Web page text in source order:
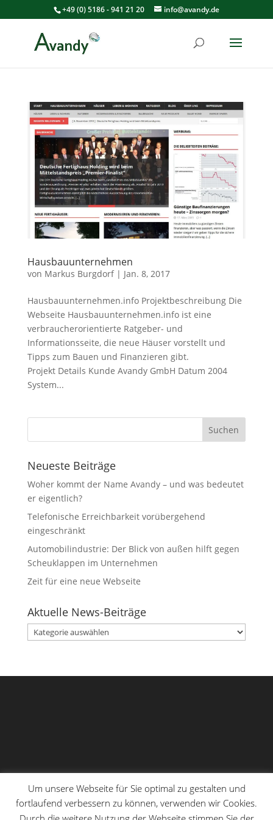
+49 (0) 5186 - 941 21 20 info@avandy.de
Hausbauunternehmen
von Markus Burgdorf| Jan. 8, 2017
Hausbauunternehmen.info Projektbeschreibung Die
Webseite Hausbauunternehmen.info ist eine
verbraucherorientierte Ratgeber- und
Informationsseite, die neue Häuser vorstellt und
Tipps zum Bauen und Finanzieren gibt.
Projekt Details Kunde Avandy GmbH Datum 2004
System...
Neueste Beiträge
Woher kommt der Name Avandy – und was bedeutet
er eigentlich?
Telefonische Erreichbarkeit vorübergehend
eingeschränkt
Automobilindustrie: Der Blick von außen hilft gegen
Scheuklappen im Unternehmen
Zeit für eine neue Webseite
Aktuelle News-Beiträge
Aktuelle
News-
Um unsere Webseite für Sie optimal zu gestalten und
fortlaufend verbessern zu können, verwenden wir Cookies.